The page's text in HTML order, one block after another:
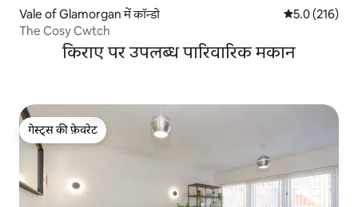
Vale of Glamorgan में कॉन्डो औसत रेटिंग 5 में
5.0 (216)
The Cosy Cwtch
किराए पर उपलब्ध पारिवारिक मकान
गेस्ट्स की फ़ेवरेट
गेस्ट्स की फ़ेवरेट